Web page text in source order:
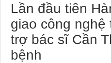
Lần đầu tiên
giao công
trợ bác sĩ Cần
bệnh